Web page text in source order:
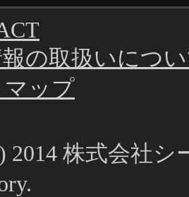
の取扱いにつ
ップ
2014 株式会社